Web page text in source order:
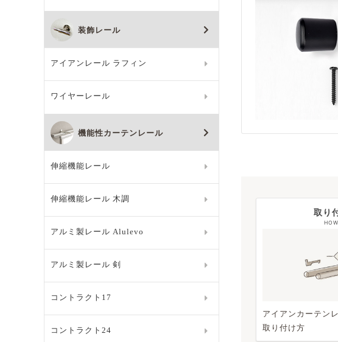
取り
アイアンカーテン
取り付け方
装飾レール
アイアンレール ラフィン
ワイヤーレール
機能性カーテンレール
伸縮機能レール
伸縮機能レール 木調
アルミ製レール Alulevo
アルミ製レール 剣
コントラクト17
コントラクト24